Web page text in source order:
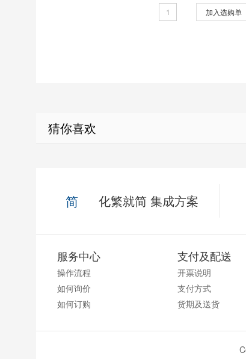
加入选购单
猜你喜欢
简 化繁就简 集成方案
服务中心
操作流程
如何询价
如何订购
支付及配送
开票说明
支付方式
货期及送货